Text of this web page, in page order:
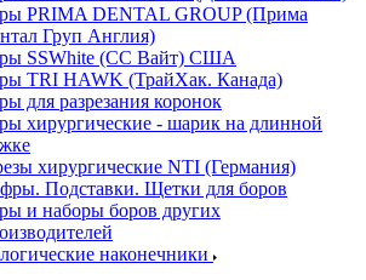
PRIMA DENTAL GROUP (Прима
Груп Англия)
SSWhite (СС Вайт) США
TRI HAWK (ТрайХак. Канада)
для разрезания коронок
хирургические - шарик на длинной
хирургические NTI (Германия)
Подставки. Щетки для боров
и наборы боров других
наконечники